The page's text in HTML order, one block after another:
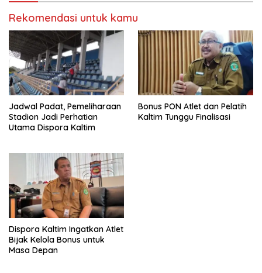
Rekomendasi untuk kamu
Jadwal Padat, Pemeliharaan
Stadion Jadi Perhatian
Utama Dispora Kaltim
Bonus PON Atlet dan Pelatih
Kaltim Tunggu Finalisasi
Dispora Kaltim Ingatkan Atlet
Bijak Kelola Bonus untuk
Masa Depan